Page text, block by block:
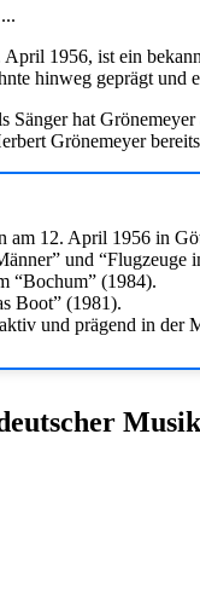
1956, ist ein
hinweg geprägt
Sänger hat
Grönemeyer
am 12. April 1956 in
und “Flugzeuge
“Bochum” (1984).
Boot” (1981).
und prägend in der